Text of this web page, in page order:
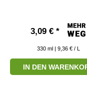
3,09 € *
330 ml | 9,36 € / L
IN DEN